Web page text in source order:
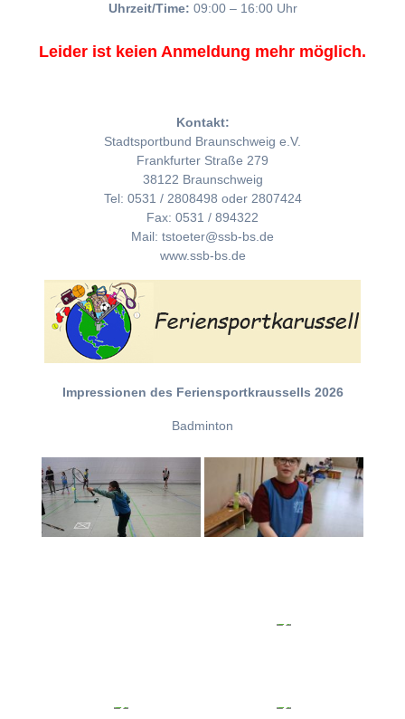
Uhrzeit/Time: 09:00 – 16:00 Uhr
Leider ist keien Anmeldung mehr möglich.
Kontakt:
Stadtsportbund Braunschweig e.V.
Frankfurter Straße 279
38122 Braunschweig
Tel: 0531 / 2808498 oder 2807424
Fax: 0531 / 894322
Mail: tstoeter@ssb-bs.de
www.ssb-bs.de
Impressionen des Feriensportkraussells 2026
Badminton